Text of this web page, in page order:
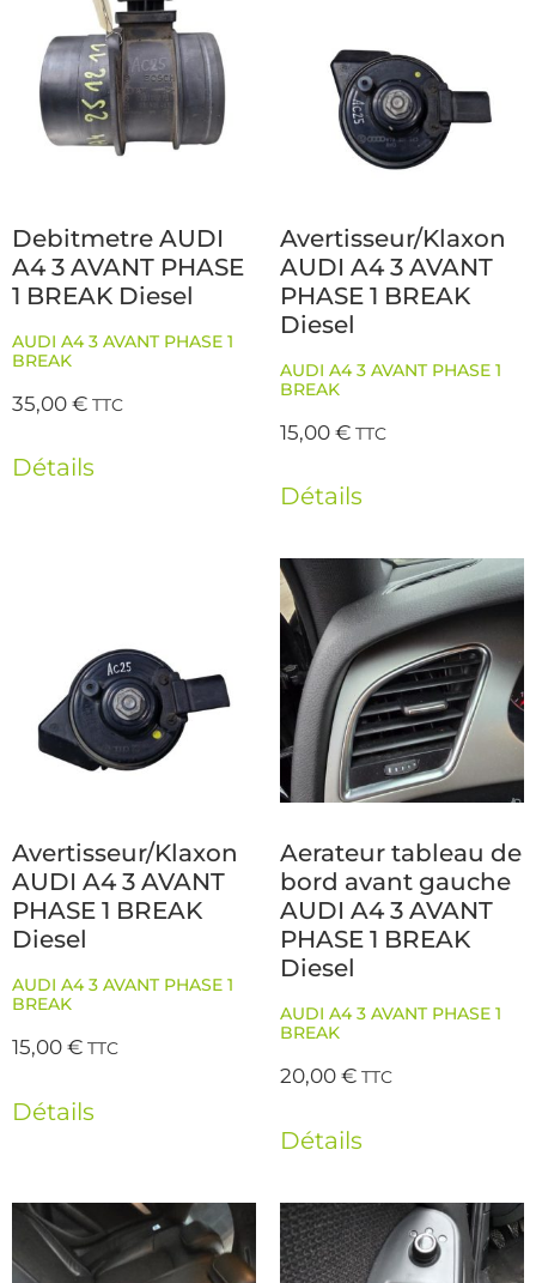
Debitmetre AUDI
A4 3 AVANT PHASE
1 BREAK Diesel
AUDI A4 3 AVANT PHASE 1
BREAK
35,00€ TTC
Détails
Avertisseur/Klaxon
AUDI A4 3 AVANT
PHASE 1 BREAK
Diesel
AUDI A4 3 AVANT PHASE 1
BREAK
15,00€ TTC
Détails
Avertisseur/Klaxon
AUDI A4 3 AVANT
PHASE 1 BREAK
Diesel
AUDI A4 3 AVANT PHASE 1
BREAK
15,00€ TTC
Détails
Aerateur tableau de
bord avant gauche
AUDI A4 3 AVANT
PHASE 1 BREAK
Diesel
AUDI A4 3 AVANT PHASE 1
BREAK
20,00€ TTC
Détails